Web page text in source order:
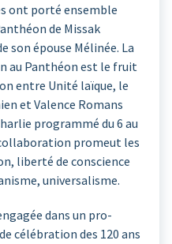
ont porté ensemble
de Missak
son épouse Mélinée. La
au Panthéon est le fruit
entre Unité laïque, le
et Valence Romans
programmé du 6 au
promeut les
liberté de conscience
universalisme.
dans un pro-
célébration des 120 ans